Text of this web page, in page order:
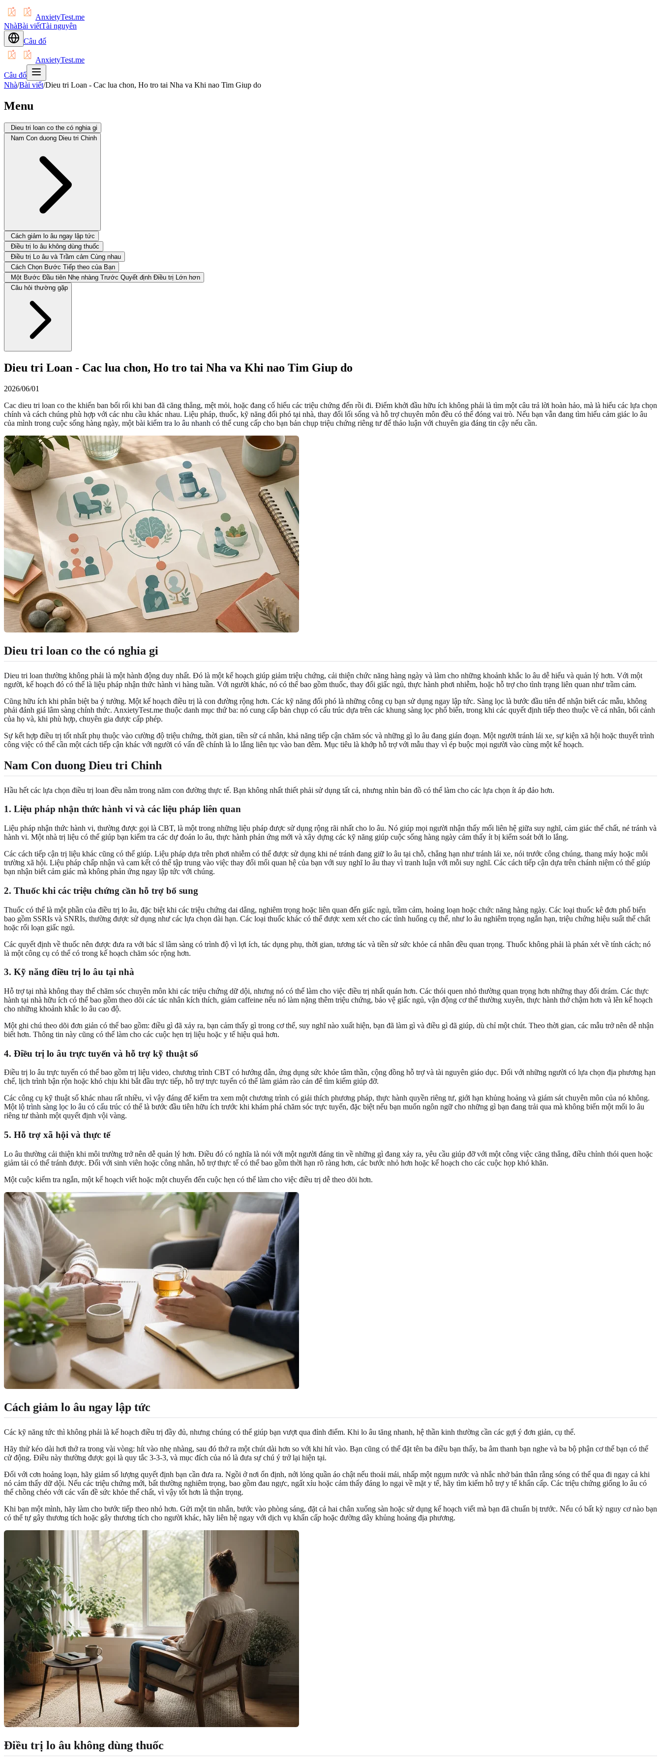
AnxietyTest.me
NhàBài viếtTài nguyên
Câu đố
AnxietyTest.me
Câu đố
Nhà/Bài viết/Dieu tri Loan - Cac lua chon, Ho tro tai Nha va Khi nao Tim Giup do
Menu
Dieu tri loan co the có nghia gi
Nam Con duong Dieu tri Chinh
Cách giảm lo âu ngay lập tức
Điều trị lo âu không dùng thuốc
Điều trị Lo âu và Trầm cảm Cùng nhau
Cách Chọn Bước Tiếp theo của Bạn
Một Bước Đầu tiên Nhẹ nhàng Trước Quyết định Điều trị Lớn hơn
Câu hỏi thường gặp
Dieu tri Loan - Cac lua chon, Ho tro tai Nha va Khi nao Tim Giup do
2026/06/01
Cac dieu tri loan co the khiến ban bối rối khi ban đã căng thẳng, mệt mỏi, hoặc đang cố hiểu các triệu chứng đến rồi đi. Điểm khởi đầu hữu ích không phải là tìm một câu trả lời hoàn hảo, mà là hiểu các lựa chọn
chính và cách chúng phù hợp với các nhu cầu khác nhau. Liệu pháp, thuốc, kỹ năng đối phó tại nhà, thay đổi lối sống và hỗ trợ chuyên môn đều có thể đóng vai trò. Nếu bạn vẫn đang tìm hiểu cảm giác lo âu
của mình trong cuộc sống hàng ngày, một bài kiểm tra lo âu nhanh có thể cung cấp cho bạn bản chụp triệu chứng riêng tư để thảo luận với chuyên gia đáng tin cậy nếu cần.
Dieu tri loan co the có nghia gi
Dieu tri loan thường không phải là một hành động duy nhất. Đó là một kế hoạch giúp giảm triệu chứng, cải thiện chức năng hàng ngày và làm cho những khoảnh khắc lo âu dễ hiểu và quản lý hơn. Với một
người, kế hoạch đó có thể là liệu pháp nhận thức hành vi hàng tuần. Với người khác, nó có thể bao gồm thuốc, thay đổi giấc ngủ, thực hành phơi nhiễm, hoặc hỗ trợ cho tình trạng liên quan như trầm cảm.
Cũng hữu ích khi phân biệt ba ý tưởng. Một kế hoạch điều trị là con đường rộng hơn. Các kỹ năng đối phó là những công cụ bạn sử dụng ngay lập tức. Sàng lọc là bước đầu tiên để nhận biết các mẫu, không
phải đánh giá lâm sàng chính thức. AnxietyTest.me thuộc danh mục thứ ba: nó cung cấp bản chụp có cấu trúc dựa trên các khung sàng lọc phổ biến, trong khi các quyết định tiếp theo thuộc về cá nhân, bối cảnh
của họ và, khi phù hợp, chuyên gia được cấp phép.
Sự kết hợp điều trị tốt nhất phụ thuộc vào cường độ triệu chứng, thời gian, tiền sử cá nhân, khả năng tiếp cận chăm sóc và những gì lo âu đang gián đoạn. Một người tránh lái xe, sự kiện xã hội hoặc thuyết trình
công việc có thể cần một cách tiếp cận khác với người có vấn đề chính là lo lắng liên tục vào ban đêm. Mục tiêu là khớp hỗ trợ với mẫu thay vì ép buộc mọi người vào cùng một kế hoạch.
Nam Con duong Dieu tri Chinh
Hầu hết các lựa chọn điều trị loan đều nằm trong năm con đường thực tế. Bạn không nhất thiết phải sử dụng tất cả, nhưng nhìn bản đồ có thể làm cho các lựa chọn ít áp đảo hơn.
1. Liệu pháp nhận thức hành vi và các liệu pháp liên quan
Liệu pháp nhận thức hành vi, thường được gọi là CBT, là một trong những liệu pháp được sử dụng rộng rãi nhất cho lo âu. Nó giúp mọi người nhận thấy mối liên hệ giữa suy nghĩ, cảm giác thể chất, né tránh và
hành vi. Một nhà trị liệu có thể giúp bạn kiểm tra các dự đoán lo âu, thực hành phản ứng mới và xây dựng các kỹ năng giúp cuộc sống hàng ngày cảm thấy ít bị kiểm soát bởi lo lắng.
Các cách tiếp cận trị liệu khác cũng có thể giúp. Liệu pháp dựa trên phơi nhiễm có thể được sử dụng khi né tránh đang giữ lo âu tại chỗ, chẳng hạn như tránh lái xe, nói trước công chúng, thang máy hoặc môi
trường xã hội. Liệu pháp chấp nhận và cam kết có thể tập trung vào việc thay đổi mối quan hệ của bạn với suy nghĩ lo âu thay vì tranh luận với mỗi suy nghĩ. Các cách tiếp cận dựa trên chánh niệm có thể giúp
bạn nhận biết cảm giác mà không phản ứng ngay lập tức với chúng.
2. Thuốc khi các triệu chứng cần hỗ trợ bổ sung
Thuốc có thể là một phần của điều trị lo âu, đặc biệt khi các triệu chứng dai dẳng, nghiêm trọng hoặc liên quan đến giấc ngủ, trầm cảm, hoảng loạn hoặc chức năng hàng ngày. Các loại thuốc kê đơn phổ biến
bao gồm SSRIs và SNRIs, thường được sử dụng như các lựa chọn dài hạn. Các loại thuốc khác có thể được xem xét cho các tình huống cụ thể, như lo âu nghiêm trọng ngắn hạn, triệu chứng hiệu suất thể chất
hoặc rối loạn giấc ngủ.
Các quyết định về thuốc nên được đưa ra với bác sĩ lâm sàng có trình độ vì lợi ích, tác dụng phụ, thời gian, tương tác và tiền sử sức khỏe cá nhân đều quan trọng. Thuốc không phải là phán xét về tính cách; nó
là một công cụ có thể có trong kế hoạch chăm sóc rộng hơn.
3. Kỹ năng điều trị lo âu tại nhà
Hỗ trợ tại nhà không thay thế chăm sóc chuyên môn khi các triệu chứng dữ dội, nhưng nó có thể làm cho việc điều trị nhất quán hơn. Các thói quen nhỏ thường quan trọng hơn những thay đổi drám. Các thực
hành tại nhà hữu ích có thể bao gồm theo dõi các tác nhân kích thích, giảm caffeine nếu nó làm nặng thêm triệu chứng, bảo vệ giấc ngủ, vận động cơ thể thường xuyên, thực hành thở chậm hơn và lên kế hoạch
cho những khoảnh khắc lo âu cao độ.
Một ghi chú theo dõi đơn giản có thể bao gồm: điều gì đã xảy ra, bạn cảm thấy gì trong cơ thể, suy nghĩ nào xuất hiện, bạn đã làm gì và điều gì đã giúp, dù chỉ một chút. Theo thời gian, các mẫu trở nên dễ nhận
biết hơn. Thông tin này cũng có thể làm cho các cuộc hẹn trị liệu hoặc y tế hiệu quả hơn.
4. Điều trị lo âu trực tuyến và hỗ trợ kỹ thuật số
Điều trị lo âu trực tuyến có thể bao gồm trị liệu video, chương trình CBT có hướng dẫn, ứng dụng sức khỏe tâm thần, cộng đồng hỗ trợ và tài nguyên giáo dục. Đối với những người có lựa chọn địa phương hạn
chế, lịch trình bận rộn hoặc khó chịu khi bắt đầu trực tiếp, hỗ trợ trực tuyến có thể làm giảm rào cản để tìm kiếm giúp đỡ.
Các công cụ kỹ thuật số khác nhau rất nhiều, vì vậy đáng để kiểm tra xem một chương trình có giải thích phương pháp, thực hành quyền riêng tư, giới hạn khủng hoảng và giám sát chuyên môn của nó không.
Một lộ trình sàng lọc lo âu có cấu trúc có thể là bước đầu tiên hữu ích trước khi khám phá chăm sóc trực tuyến, đặc biệt nếu bạn muốn ngôn ngữ cho những gì bạn đang trải qua mà không biến một mối lo âu
riêng tư thành một quyết định vội vàng.
5. Hỗ trợ xã hội và thực tế
Lo âu thường cải thiện khi môi trường trở nên dễ quản lý hơn. Điều đó có nghĩa là nói với một người đáng tin về những gì đang xảy ra, yêu cầu giúp đỡ với một công việc căng thẳng, điều chỉnh thói quen hoặc
giảm tải có thể tránh được. Đối với sinh viên hoặc công nhân, hỗ trợ thực tế có thể bao gồm thời hạn rõ ràng hơn, các bước nhỏ hơn hoặc kế hoạch cho các cuộc họp khó khăn.
Một cuộc kiểm tra ngắn, một kế hoạch viết hoặc một chuyến đến cuộc hẹn có thể làm cho việc điều trị dễ theo dõi hơn.
Cách giảm lo âu ngay lập tức
Các kỹ năng tức thì không phải là kế hoạch điều trị đầy đủ, nhưng chúng có thể giúp bạn vượt qua đỉnh điểm. Khi lo âu tăng nhanh, hệ thần kinh thường cần các gợi ý đơn giản, cụ thể.
Hãy thử kéo dài hơi thở ra trong vài vòng: hít vào nhẹ nhàng, sau đó thở ra một chút dài hơn so với khi hít vào. Bạn cũng có thể đặt tên ba điều bạn thấy, ba âm thanh bạn nghe và ba bộ phận cơ thể bạn có thể
cử động. Điều này thường được gọi là quy tắc 3-3-3, và mục đích của nó là đưa sự chú ý trở lại hiện tại.
Đối với cơn hoảng loạn, hãy giảm số lượng quyết định bạn cần đưa ra. Ngồi ở nơi ổn định, nới lỏng quần áo chật nếu thoải mái, nhấp một ngụm nước và nhắc nhở bản thân rằng sóng có thể qua đi ngay cả khi
nó cảm thấy dữ dội. Nếu các triệu chứng mới, bất thường nghiêm trọng, bao gồm đau ngực, ngất xỉu hoặc cảm thấy đáng lo ngại về mặt y tế, hãy tìm kiếm hỗ trợ y tế khẩn cấp. Các triệu chứng giống lo âu có
thể chồng chéo với các vấn đề sức khỏe thể chất, vì vậy tốt hơn là thận trọng.
Khi bạn một mình, hãy làm cho bước tiếp theo nhỏ hơn. Gửi một tin nhắn, bước vào phòng sáng, đặt cả hai chân xuống sàn hoặc sử dụng kế hoạch viết mà bạn đã chuẩn bị trước. Nếu có bất kỳ nguy cơ nào bạn
có thể tự gây thương tích hoặc gây thương tích cho người khác, hãy liên hệ ngay với dịch vụ khẩn cấp hoặc đường dây khủng hoảng địa phương.
Điều trị lo âu không dùng thuốc